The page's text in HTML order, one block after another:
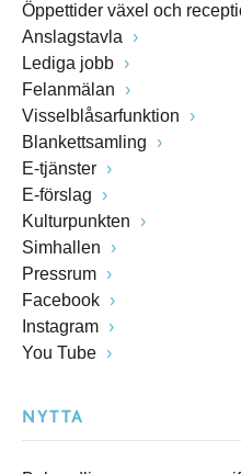
Öppettider växel och
Anslagstavla
Lediga jobb
Felanmälan
Visselblåsarfunktion
Blankettsamling
E-tjänster
E-förslag
Kulturpunkten
Simhallen
Pressrum
Facebook
Instagram
You Tube
NYTTA